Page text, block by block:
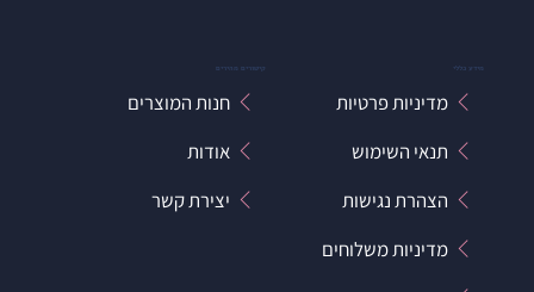
קישורים מהירים
חנות המוצרים
אודות
יצירת קשר
מידע כללי
מדיניות פרטיות
תנאי השימוש
הצהרת נגישות
מדיניות משלוחים